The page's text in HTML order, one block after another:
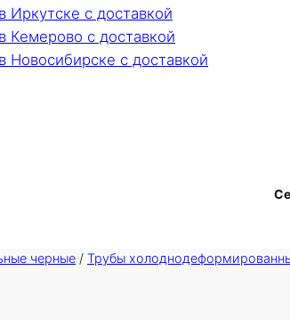
Иркутске с доставкой
Кемерово с доставкой
Новосибирске с доставкой
черные / Трубы